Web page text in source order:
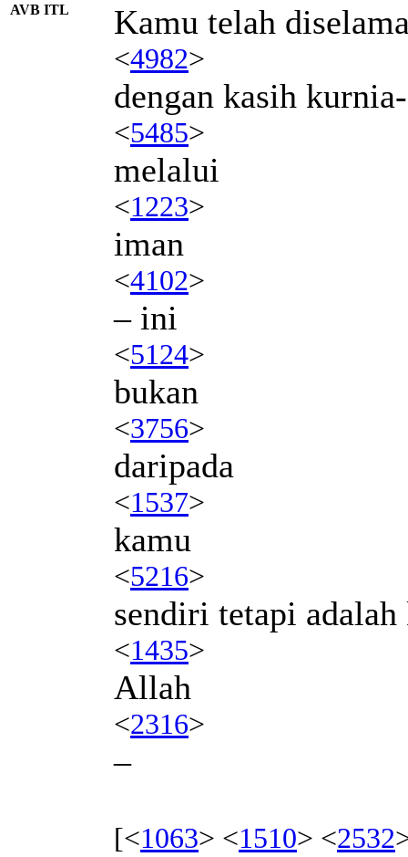
AVB ITL Kamu telah
<4982>
dengan kasih
<5485>
melalui
<1223>
iman
<4102>
– ini
<5124>
bukan
<3756>
daripada
<1537>
kamu
<5216>
sendiri tetapi
<1435>
Allah
<2316>
–
[<1063> <1510> <2532